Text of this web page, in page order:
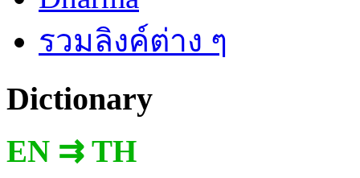
รวมลิงค์ต่าง ๆ
Dictionary
EN ⇉ TH